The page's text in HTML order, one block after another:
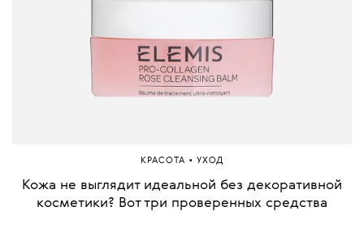
КРАСОТА • УХОД
Кожа не выглядит идеальной без декоративной
косметики? Вот три проверенных средства